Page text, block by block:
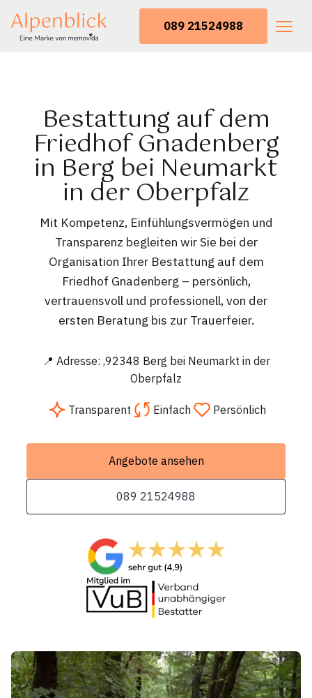
089 21524988
Bestattung auf dem
Friedhof Gnadenberg
in Berg bei Neumarkt
in der Oberpfalz
Mit Kompetenz, Einfühlungsvermögen und
Transparenz begleiten wir Sie bei der
Organisation Ihrer Bestattung auf dem
Friedhof Gnadenberg – persönlich,
vertrauensvoll und professionell, von der
ersten Beratung bis zur Trauerfeier.
📍 Adresse: ,92348 Berg bei Neumarkt in der
Oberpfalz
Transparent Einfach Persönlich
Angebote ansehen
089 21524988